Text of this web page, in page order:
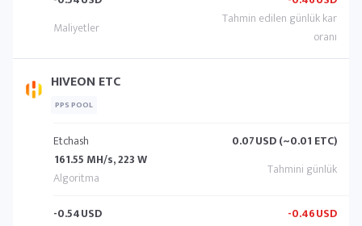
HIVEON ETC
PPS POOL
Etchash
161.55 MH/s, 223 W
0.07USD (~0.01 ETC)
-0.54USD -0.46USD